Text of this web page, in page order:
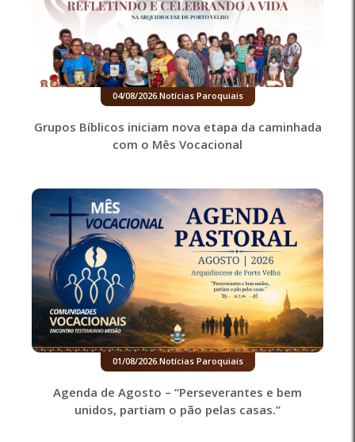
04/08/2026.Notícias Paroquiais
Grupos Bíblicos iniciam nova etapa da caminhada
com o Mês Vocacional
01/08/2026.Notícias Paroquiais
Agenda de Agosto – “Perseverantes e bem
unidos, partiam o pão pelas casas.”